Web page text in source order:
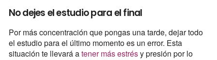
No dejes el estudio para el final
Por más concentración que pongas una tarde, dejar todo
el estudio para el último momento es un error. Esta
situación te llevará atener más estrésy presión por lo